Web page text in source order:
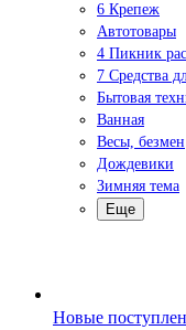
6 Крепеж
Автотовары
4 Пикник
7 Средства
Бытовая
Ванная
Весы, безмен
Дождевики
Зимняя тема
Еще
Новые